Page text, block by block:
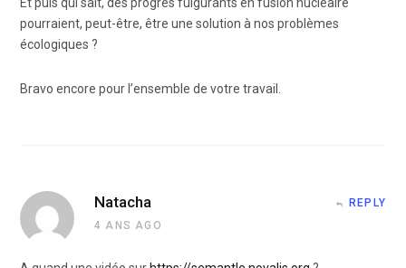
pourraient, peut-être, être une solution à nos problèmes
écologiques ?
Bravo encore pour l’ensemble de votre travail.
Natacha
4 ANS AGO
REPLY